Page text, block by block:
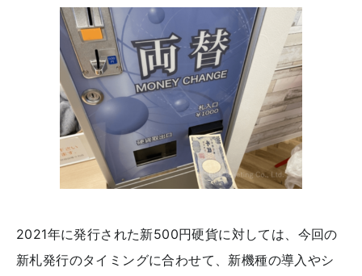
2021年に発行された新500円硬貨に対しては、今回の
新札発行のタイミングに合わせて、新機種の導入やシ